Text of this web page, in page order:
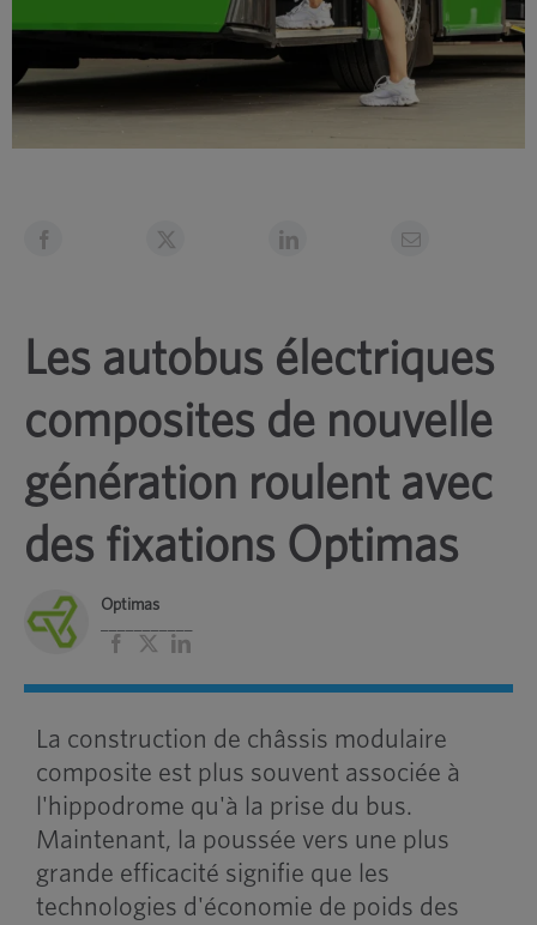
Les autobus électriques
composites de nouvelle
génération roulent avec
des fixations Optimas
Optimas
Facebook
X LinkedIn
La construction de châssis modulaire
composite est plus souvent associée à
l'hippodrome qu'à la prise du bus.
Maintenant, la poussée vers une plus
grande efficacité signifie que les
technologies d'économie de poids des